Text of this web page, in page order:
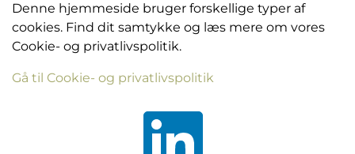
Denne hjemmeside bruger forskellige typer af
cookies. Find dit samtykke og læs mere om vores
Cookie- og privatlivspolitik.
Gå til Cookie- og privatlivspolitik